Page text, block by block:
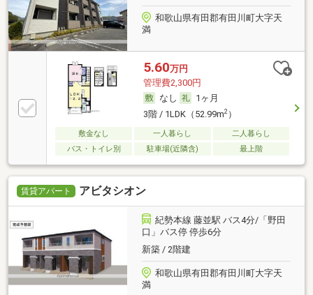
和歌山県有田郡有田川町大字天
満
5.60万円
管理費2,300円
なし
1ヶ月
3階 / 1LDK（52.99m2）
敷金なし 一人暮らし
二人暮らし
バス・トイレ別
駐車場(近隣含) 最上階
賃貸アパート アビタシオン
紀勢本線 藤並駅 バス4分/「野田
口」バス停 停歩6分
新築 / 2階建
和歌山県有田郡有田川町大字天
満